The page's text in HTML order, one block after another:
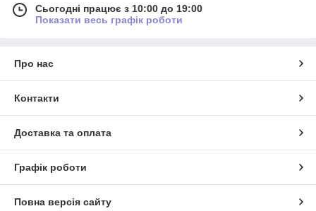
Сьогодні працює з 10:00 до 19:00
Показати весь графік роботи
Про нас
Контакти
Доставка та оплата
Графік роботи
Повна версія сайту